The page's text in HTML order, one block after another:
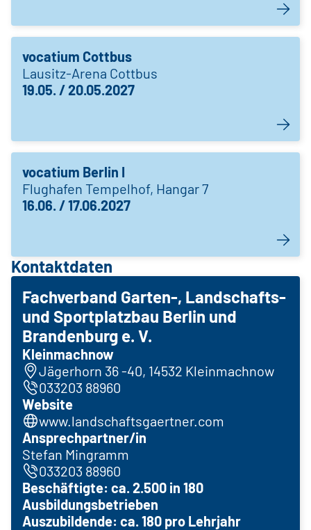
vocatium Cottbus
Lausitz-Arena Cottbus
19.05. / 20.05.2027
vocatium Berlin I
Flughafen Tempelhof, Hangar 7
16.06. / 17.06.2027
Kontaktdaten
Fachverband Garten-, Landschafts-
und Sportplatzbau Berlin und
Brandenburg e. V.
Kleinmachnow
Jägerhorn 36 -40, 14532 Kleinmachnow
033203 88960
Website
www.landschaftsgaertner.com
Ansprechpartner/in
Stefan Mingramm
033203 88960
Beschäftigte: ca. 2.500 in 180
Ausbildungsbetrieben
Auszubildende: ca. 180 pro Lehrjahr